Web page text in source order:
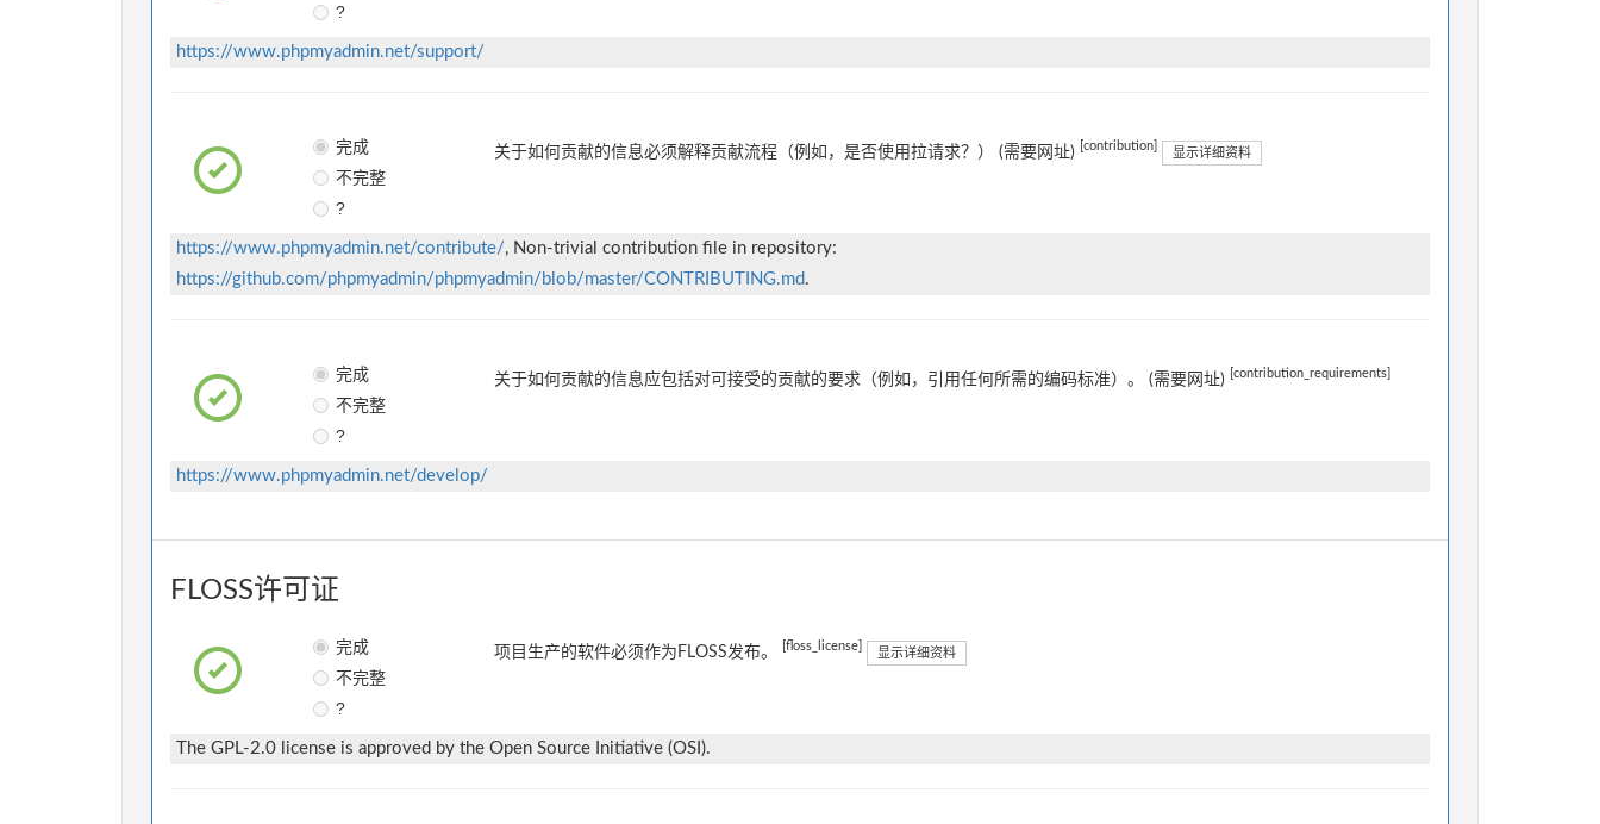
?
https://www.phpmyadmin.net/support/
完成
不完整
?
关于如何贡献的信息必须解释贡献流程（例如，是否使用拉请求？） (需要网址) [contribution] 显示详细资料
https://www.phpmyadmin.net/contribute/, Non-trivial contribution file in repository:
https://github.com/phpmyadmin/phpmyadmin/blob/master/CONTRIBUTING.md .
完成
不完整
?
关于如何贡献的信息应包括对可接受的贡献的要求（例如，引用任何所需的编码标准）。 (需要网址) [contribution_requirements]
https://www.phpmyadmin.net/develop/
FLOSS许可证
完成
不完整
?
项目生产的软件必须作为FLOSS发布。 [floss_license] 显示详细资料
The GPL-2.0 license is approved by the Open Source Initiative (OSI).